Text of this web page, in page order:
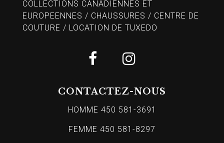
COLLECTIONS CANADIENNES ET
EUROPEENNES / CHAUSSURES / CENTRE DE
COUTURE / LOCATION DE TUXEDO
CONTACTEZ-NOUS
HOMME 450 581-3691
FEMME 450 581-8297